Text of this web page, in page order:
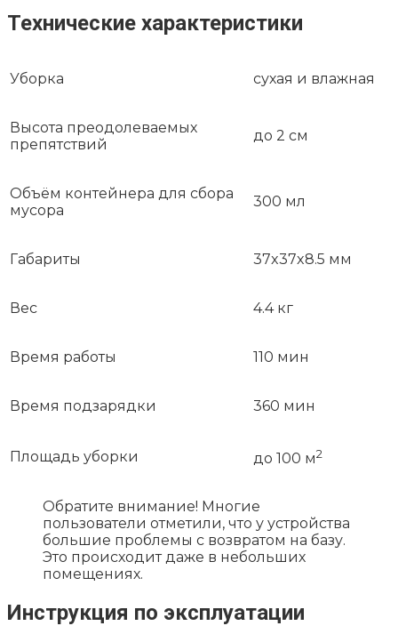
Технические характеристики
Уборка сухая и влажная
Высота преодолеваемых
препятствий
до 2 см
Объём контейнера для сбора
мусора
300 мл
Габариты 37x37x8.5 мм
Вес 4.4 кг
Время работы 110 мин
Время подзарядки 360 мин
Площадь уборки до 100 м2
Обратите внимание! Многие
пользователи отметили, что у устройства
большие проблемы с возвратом на базу.
Это происходит даже в небольших
помещениях.
Инструкция по эксплуатации